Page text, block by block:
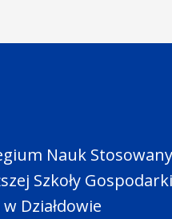
Nauk
Szkoły
w Działdowie